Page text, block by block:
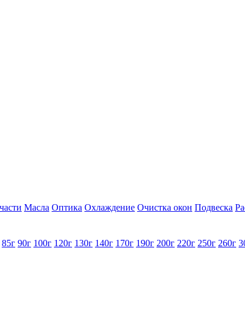
Масла Оптика Охлаждение Очистка окон Подвеска
85г 90г 100г 120г 130г 140г 170г 190г 200г 220г 250г 260г